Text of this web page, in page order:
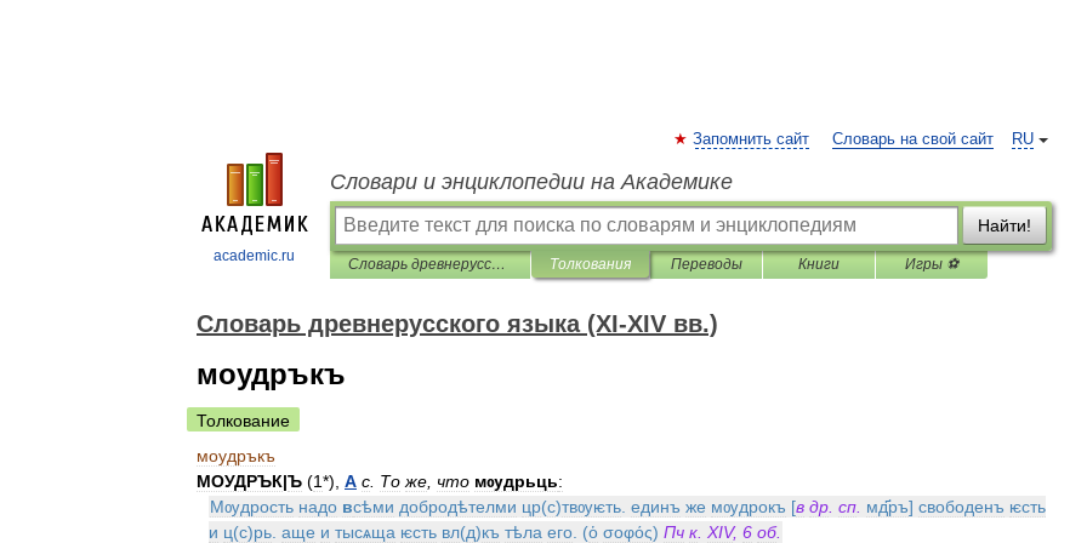
academic.ru
RU
Запомнить сайт Словарь на свой сайт
Словари и энциклопедии на Академике
Найти!
Словарь древнерусского языка (XI-XIV вв.) Толкования Переводы Книги Игры ⚽
Словарь древнерусского языка (XI-XIV вв.)
моудръкъ
Толкование
моудръкъ
МОУДРЪК|Ъ (1*), А с То же что мѹдрьць:
Мѹдрость надо всѣми добродѣтелми цр(с)твѹѥть единъ же мѹдрокъ [в др сп мд҃ръ] свободенъ ѥсть
и ц(с)рь аще и тысѧща ѥсть вл(д)къ тѣла его . (ὁ σоφός) Пч к XIV, 6 об.